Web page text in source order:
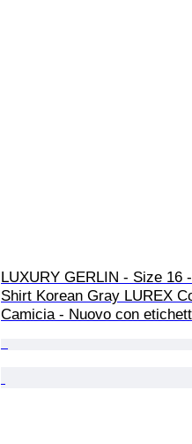
LUXURY GERLIN - Size 16
Shirt Korean Gray LUREX
Camicia - Nuovo con